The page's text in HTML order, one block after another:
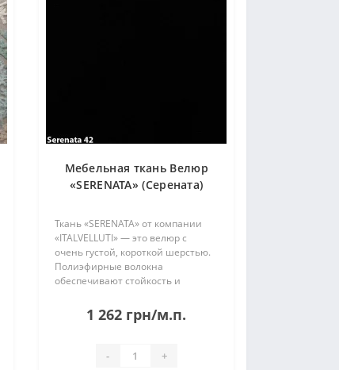
Мебельная ткань Велюр
«SERENATA» (Серената)
Ткань «SERENATA» от компании
«ITALVELLUTI» — это велюр с
очень густой, короткой шерстью.
Полиэфирные волокна
обеспечивают стойкость и
компанией ITALVELLUTI система
ZeroSpot предотвращает
облегчает удален..
1 262 грн/м.п.
- +